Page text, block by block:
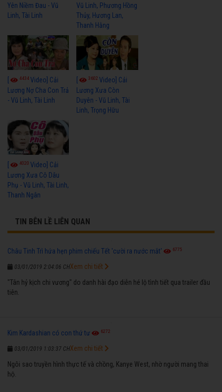
Yên Niềm Đau - Vũ
Linh, Tài Linh
Vũ Linh, Phương Hồng
Thủy, Hương Lan,
Thanh Hằng
4434Video] Cải
Lương Nợ Cha Con Trả
- Vũ Linh, Tài Linh
3602Video] Cải
Lương Xưa Còn
Duyên - Vũ Linh, Tài
Linh, Trọng Hữu
[ 4020 Video] Cải
Lương Xưa Cô Dâu
Phụ - Vũ Linh, Tài Linh,
Thanh Ngân
TIN BÊN LỀ LIÊN QUAN
Châu Tinh Trì hứa hẹn phim chiếu Tết 'cười ra nước mắt' 6775
03/01/2019 2:04:06 CH
"Tân hỷ kịch chi vương" do danh hài đạo diễn hé lộ tình tiết qua trailer đầu
tiên.
Xem chi tiết
Kim Kardashian có con thứ tư 6272
03/01/2019 1:03:37 CH
Ngôi sao truyền hình thực tế và chồng, Kanye West, nhờ người mang thai
hộ.
Xem chi tiết